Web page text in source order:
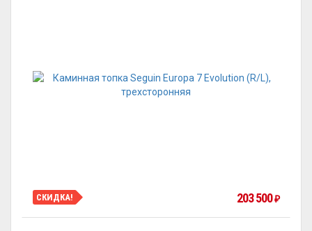
СКИДКА! 203 500₽